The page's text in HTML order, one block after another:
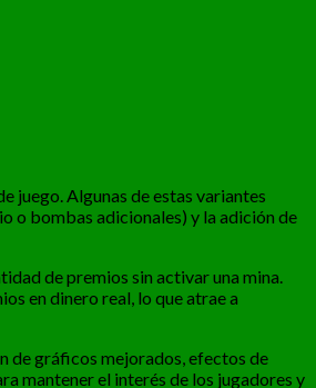
juego. Algunas de estas variantes
o bombas adicionales) y la adición de
de premios sin activar una mina.
en dinero real, lo que atrae a
de gráficos mejorados, efectos de
mantener el interés de los jugadores y